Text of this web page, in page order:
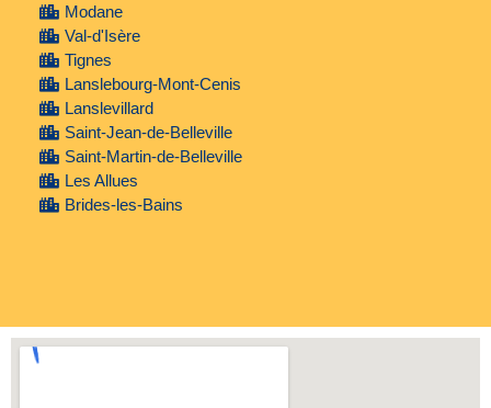
Modane
Val-d'Isère
Tignes
Lanslebourg-Mont-Cenis
Lanslevillard
Saint-Jean-de-Belleville
Saint-Martin-de-Belleville
Les Allues
Brides-les-Bains